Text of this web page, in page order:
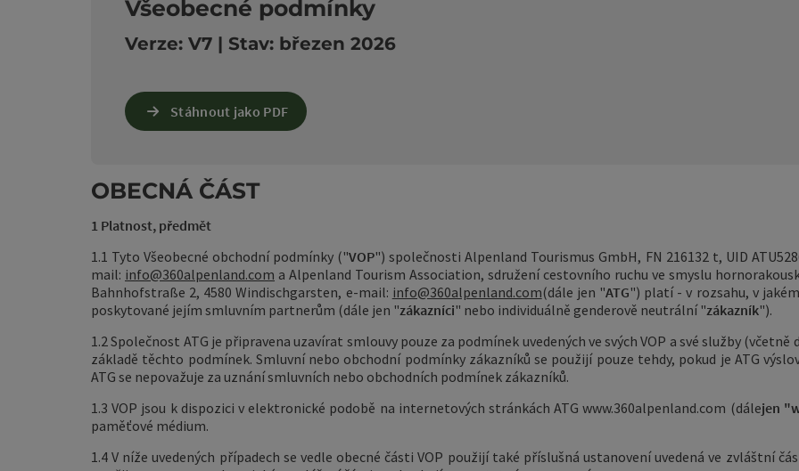
Všeobecné podmínky
Verze: V7 | Stav: březen 2026
Stáhnout jako PDF
OBECNÁ ČÁST
1 Platnost, předmět
1.1 Tyto Všeobecné obchodní podmínky ("VOP") společnosti Alpenland Tourismus GmbH, FN 216132 t, UID
mail: info@360alpenland.com a Alpenland Tourism Association, sdružení cestovního ruchu ve smyslu
Bahnhofstraße 2, 4580 Windischgarsten, e-mail: info@360alpenland.com(dále jen "ATG") platí - v rozsahu, v
poskytované jejím smluvním partnerům (dále jen "zákazníci" nebo individuálně genderově neutrální "zákazník").
1.2 Společnost ATG je připravena uzavírat smlouvy pouze za podmínek uvedených ve svých VOP a své služby
základě těchto podmínek. Smluvní nebo obchodní podmínky zákazníků se použijí pouze tehdy, pokud je ATG
ATG se nepovažuje za uznání smluvních nebo obchodních podmínek zákazníků.
1.3 VOP jsou k dispozici v elektronické podobě na internetových stránkách ATGwww.360alpenland.com (dálejen
paměťové médium.
1.4 V níže uvedených případech se vedle obecné části VOP použijí také příslušná ustanovení uvedená ve zvláštní